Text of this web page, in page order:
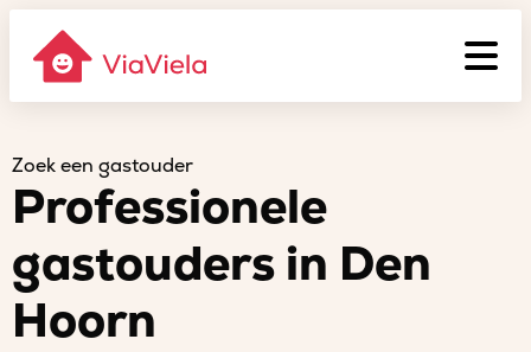
Zoek een gastouder
Professionele
gastouders in Den
Hoorn